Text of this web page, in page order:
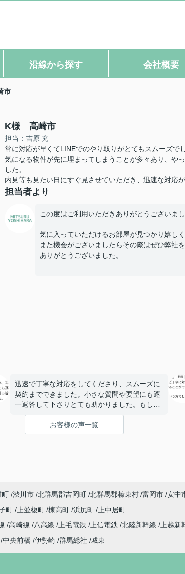
沿線から探す 会社概要
市
K様 高崎市
担当：吉原 充
常に対応が早くてLINEでのやり取りがとてもスムーズで
気になる物件が先に埋まってしまうことが多々あり、や
した。
内見等も見たい日にすぐ見させていただき、迅速な対応
担当者より
この度はご利用いただきありがとうございま
気に入っていただけるお部屋が見つかり嬉し
また機会がございましたらその際はぜひ弊社
ありがとうございました。
迅速で丁寧な対応をしてくださり、スムーズに
契約までできました。小さな質問や要望にも逐
一返答して下さりとても助かりました。もしま
た引っ越すことがあった時はぜひお願いしたい
と思いました。お客様の声一覧
町 渋川市 北群馬郡吉岡町 北群馬郡榛東村 富岡市 安中
町 上並榎町 棟高町 浜尻町
上中居町
高崎線 八高線 上毛電鉄 上信電鉄 北陸新幹線
上越新
中央前橋 伊勢崎 群馬総社 城東